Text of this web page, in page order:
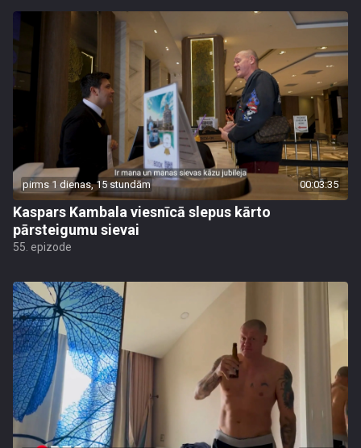
pirms 1 dienas, 15 stundām 00:03:35
Kaspars Kambala viesnīcā slepus kārto
pārsteigumu sievai
55. epizode